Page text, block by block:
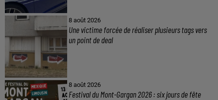
8 août 2026
Une victime forcée de réaliser plusieurs tags vers
un point de deal
8 août 2026
Festival du Mont-Gargan 2026 : six jours de fête